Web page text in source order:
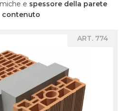
e spessore della parete
contenuto
ART. 774